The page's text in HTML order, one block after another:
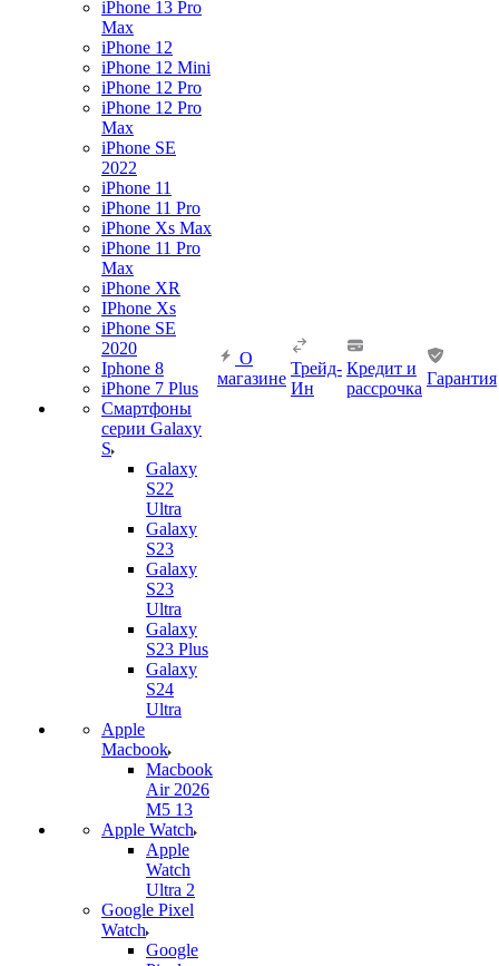
iPhone 13 Pro
Max
iPhone 12
iPhone 12 Mini
iPhone 12 Pro
iPhone 12 Pro
Max
iPhone SE
2022
iPhone 11
iPhone 11 Pro
iPhone Xs Max
iPhone 11 Pro
Max
iPhone XR
IPhone Xs
iPhone SE
2020
Iphone 8
iPhone 7 Plus
Смартфоны
серии Galaxy
S
Galaxy
S22
Ultra
Galaxy
S23
Galaxy
S23
Ultra
Galaxy
S23 Plus
Galaxy
S24
Ultra
Apple
Macbook
Macbook
Air 2026
M5 13
Apple Watch
Apple
Watch
Ultra 2
Google Pixel
Watch
Google
О
магазине
Трейд-
Ин
Кредит и
рассрочка
Гарантия